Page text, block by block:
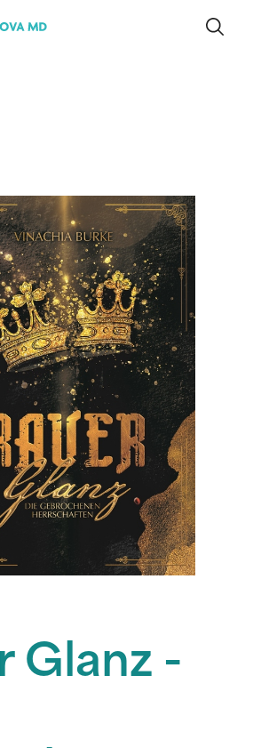
Glanz -